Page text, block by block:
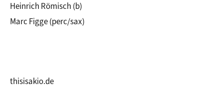
Heinrich Römisch (b)
Marc Figge (perc/sax)
thisisakio.de